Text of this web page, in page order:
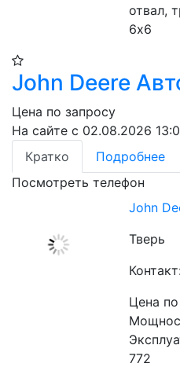
отвал,
6х6
John Deere
Цена по запросу
На сайте с 02.08.2026
Кратко
Подробнее
Посмотреть телефон
John
Тверь
Цена
772